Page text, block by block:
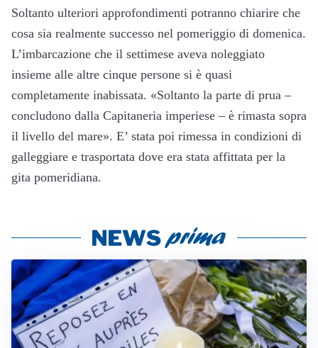
Soltanto ulteriori approfondimenti potranno chiarire che
cosa sia realmente successo nel pomeriggio di domenica.
L’imbarcazione che il settimese aveva noleggiato
insieme alle altre cinque persone si è quasi
completamente inabissata. «Soltanto la parte di prua –
concludono dalla Capitaneria imperiese – è rimasta sopra
il livello del mare». E’ stata poi rimessa in condizioni di
galleggiare e trasportata dove era stata affittata per la
gita pomeridiana.